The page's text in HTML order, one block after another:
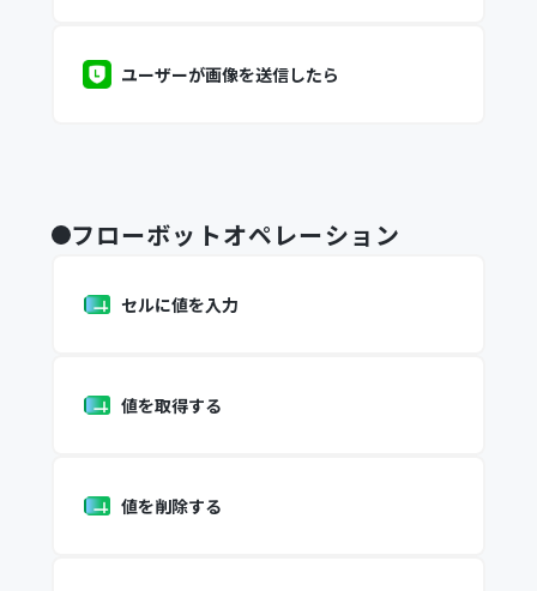
ユーザーが画像を送信したら
フローボットオペレーション
セルに値を入力
値を取得する
値を削除する